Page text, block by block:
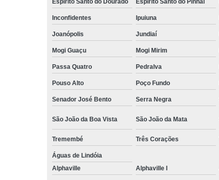
Inconfidentes Ipuiuna
Joanópolis Jundiaí
Mogi Guaçu Mogi Mirim
Passa Quatro Pedralva
Pouso Alto Poço Fundo
Senador José Bento Serra Negra
São João da Boa Vista São João da Mata
Tremembé Três Corações
Águas de Lindóia
Alphaville
Alphaville I